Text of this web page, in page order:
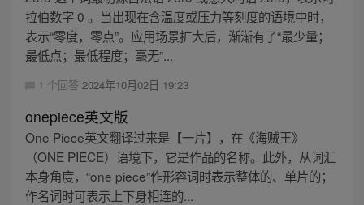
拉伯数字 0 。当出现在含温度或压力等刻度的语境中时，
表示“零度，零点”。应用场景扩大后，渐渐有了“最少量；
最低点；最低程度；毫无”...
1 个回答 2024年10月02日 19:23
onepiece英文版
One Piece英文翻译过来是【一片】，在《海贼王》
（ONE PIECE）语境下，它是作品的名称。此外，从词汇
本身角度，“one piece”作形容词时表示整体的、单片的；
作名词时可表示上下身相连的...